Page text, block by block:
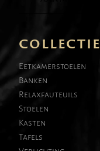
COLLECTIE
Eetkamerstoelen
Banken
Relaxfauteuils
Stoelen
Kasten
Tafels